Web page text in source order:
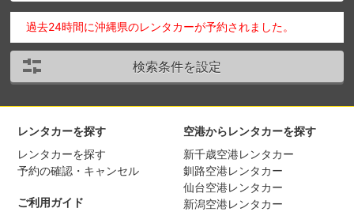
過去24時間に沖縄県のレンタカーが予約されました。
検索条件を設定
レンタカーを探す
レンタカーを探す
予約の確認・キャンセル
ご利用ガイド
空港からレンタカーを探す
新千歳空港レンタカー
釧路空港レンタカー
仙台空港レンタカー
新潟空港レンタカー